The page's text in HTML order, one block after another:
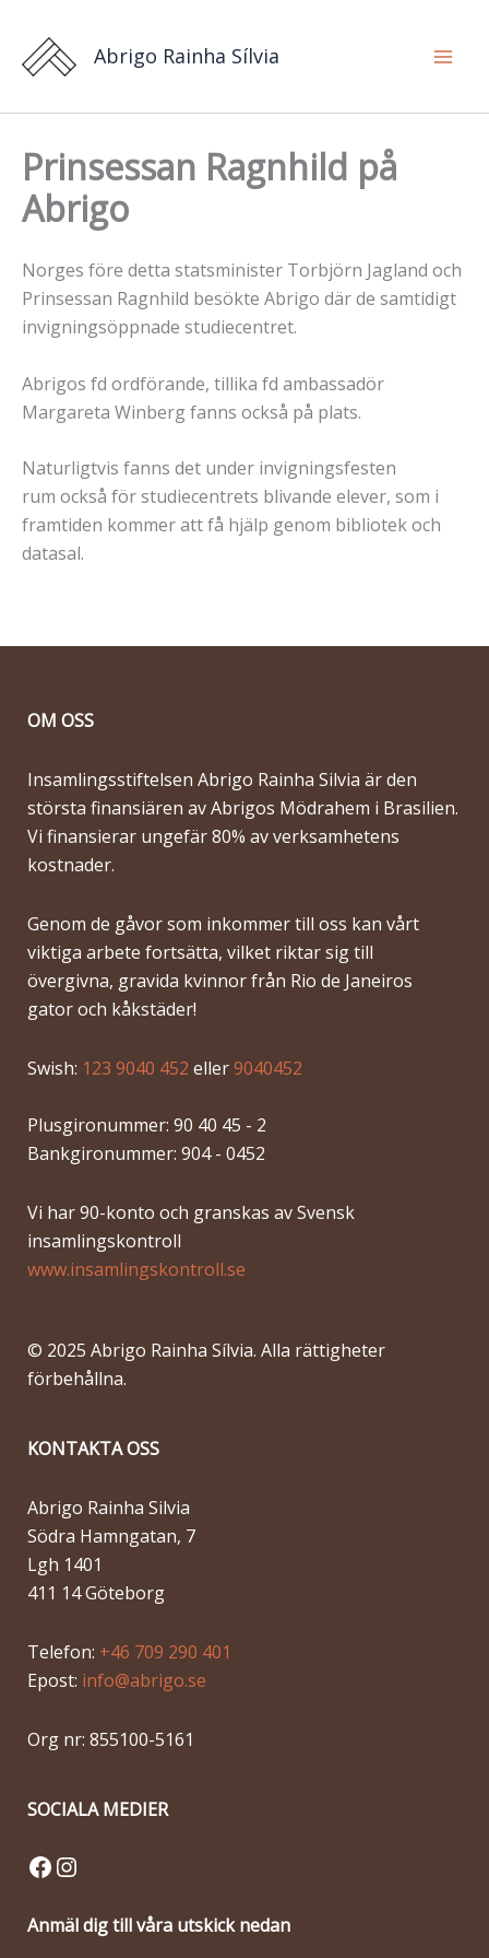
innehåll
Abrigo Rainha Sílvia
Prinsessan Ragnhild på
Abrigo
Norges före detta statsminister Torbjörn Jagland och
Prinsessan Ragnhild besökte Abrigo där de samtidigt
invigningsöppnade studiecentret.
Abrigos fd ordförande, tillika fd ambassadör
Margareta Winberg fanns också på plats.
Naturligtvis fanns det under invigningsfesten
rum också för studiecentrets blivande elever, som i
framtiden kommer att få hjälp genom bibliotek och
datasal.
OM OSS
Insamlingsstiftelsen Abrigo Rainha Silvia är den
största finansiären av Abrigos Mödrahem i Brasilien.
Vi finansierar ungefär 80% av verksamhetens
kostnader.
Genom de gåvor som inkommer till oss kan vårt
viktiga arbete fortsätta, vilket riktar sig till
övergivna, gravida kvinnor från Rio de Janeiros
gator och kåkstäder!
Swish: 123 9040 452 eller9040452
Plusgironummer: 90 40 45 - 2
Bankgironummer: 904 - 0452
Vi har 90-konto och granskas av Svensk
insamlingskontroll
www.insamlingskontroll.se
© 2025 Abrigo Rainha Sílvia. Alla rättigheter
förbehållna.
KONTAKTA OSS
Abrigo Rainha Silvia
Södra Hamngatan, 7
Lgh 1401
411 14 Göteborg
Telefon: +46 709 290 401
Epost: info@abrigo.se
Org nr: 855100-5161
SOCIALA MEDIER
Facebook
Instagram
Anmäl dig till våra utskick nedan